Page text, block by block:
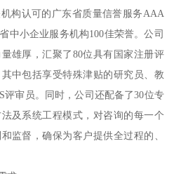
构认可的广东省质量信誉服务AAA
中小企业服务机构100佳荣誉。公司
雄厚，汇聚了80位具有国家注册评
中包括享受特殊津贴的研究员、教
评审员。同时，公司还配备了30位专
及系统工程模式，对咨询的每一个
监督，确保为客户提供全过程的、